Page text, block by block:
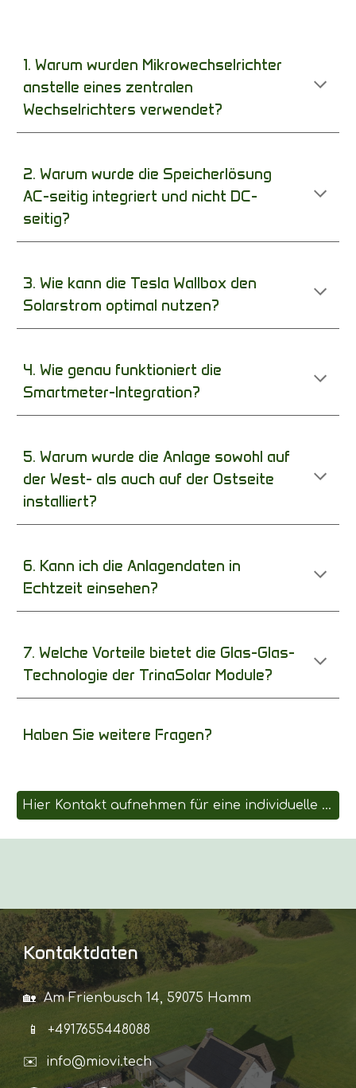
1. Warum wurden Mikrowechselrichter
anstelle eines zentralen
Wechselrichters verwendet?
2. Warum wurde die Speicherlösung
AC-seitig integriert und nicht DC-
seitig?
3. Wie kann die Tesla Wallbox den
Solarstrom optimal nutzen?
4. Wie genau funktioniert die
Smartmeter-Integration?
5. Warum wurde die Anlage sowohl auf
der West- als auch auf der Ostseite
installiert?
6. Kann ich die Anlagendaten in
Echtzeit einsehen?
7. Welche Vorteile bietet die Glas-Glas-
Technologie der TrinaSolar Module?
Haben Sie weitere Fragen?
Hier Kontakt aufnehmen für eine individuelle Beratung!
Kontaktdaten
🏡 Am Frienbusch 14, 59075 Hamm
📱 +4917655448088
✉️ info@miovi.tech